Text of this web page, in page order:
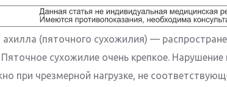
(пяточного сухожилия) —
Пяточное сухожилие очень крепкое.
при чрезмерной нагрузке, не